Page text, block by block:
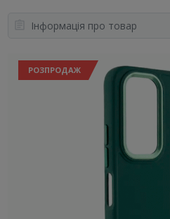
Інформація про товар
РОЗПРОДАЖ